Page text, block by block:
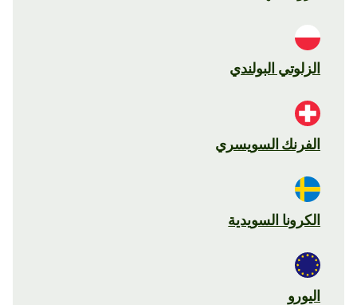
الزلوتي البولندي
الفرنك السويسري
الكرونا السويدية
اليورو